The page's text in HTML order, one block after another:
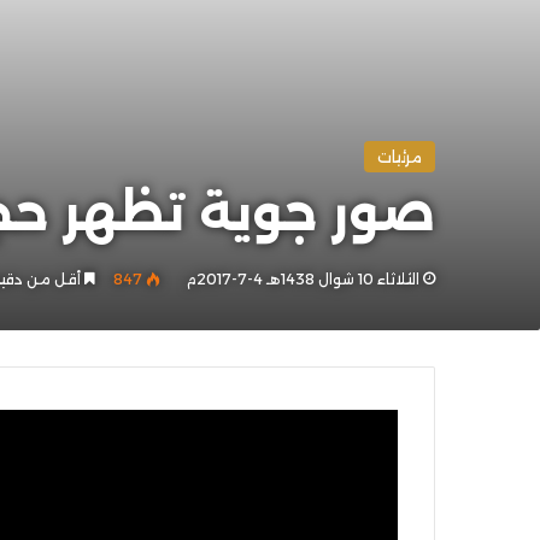
مرئيات
صور جوية تظهر
الثلاثاء 10 شوال 1438هـ 4-7-2017م 847 أقل من